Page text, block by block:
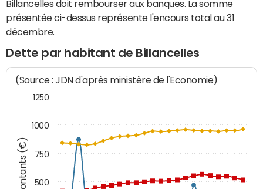
Billancelles doit rembourser aux banques. La somme
présentée ci-dessus représente l'encours total au 31
décembre.
Dette par habitant de Billancelles
Montants (€)
(Source : JDN d'après ministère de l'Economie)
500
750
1000
1250